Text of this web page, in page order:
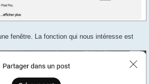
fenêtre. La fonction qui nous intéresse est